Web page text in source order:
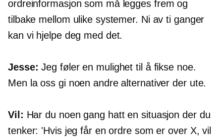
ordreinformasjon som må legges frem og
tilbake mellom ulike systemer. Ni av ti ganger
kan vi hjelpe deg med det.
Jesse: Jeg føler en mulighet til å fikse noe.
Men la oss gi noen andre alternativer der ute.
Vil: Har du noen gang hatt en situasjon der du
tenker: 'Hvis jeg får en ordre som er over X, vil